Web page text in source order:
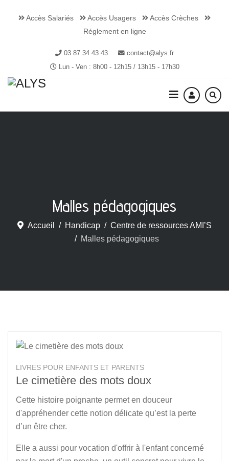
Accès Salariés Accès Usagers
Accès Crèches
Réglement en ligne
03 87 34 43 43
contact@alys.fr
Lun - Ven : 8h00 - 12h15 / 13h15 - 17h30
Malles pédagogiques
Accueil Handicap
Centre de ressources AMI’S
Malles pédagogiques
LIVRES POUR ENFANTS ET PARENTS
Le cimetière des mots doux
Cette histoire poignante permet en douceur
d'appréhender cette notion délicate qu’est la perte
d’un être cher.
Elle a aussi pour vocation d'offrir à l'enfant concerné